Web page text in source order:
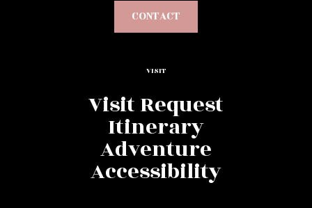
CONTACT
VISIT
Visit Request
Itinerary
Adventure
Accessibility